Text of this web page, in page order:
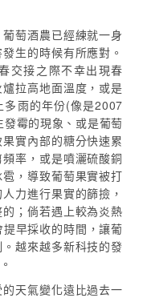
萄酒農已經練就一身
生的時候有所應對。
交接之際不幸出現春
拉高地面溫度，或是
多雨的年份(像是2007
霉的現象、或是葡萄
實內部的糖分快速累
率，或是噴灑硫酸銅
，導致葡萄果實被打
力進行果實的篩撿，
；倘若遇上較為炎熱
早採收的時間，讓葡
越來越多新科技的發
天氣變化遠比過去一